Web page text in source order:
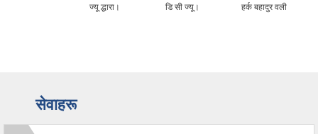
ज्यू द्धारा।
डि सी ज्यू।
हर्क बहादुर वली
सेवाहरू